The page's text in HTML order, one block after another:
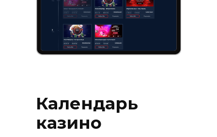
Календарь
казино